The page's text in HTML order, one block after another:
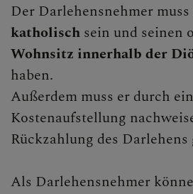
Presse und
Gewalt &
Der Darlehensnehmer muss
katholisch sein und seinen
Wohnsitz innerhalb der
haben.
Außerdem muss er durch
Kostenaufstellung
Rückzahlung des
Als Darlehensnehmer